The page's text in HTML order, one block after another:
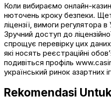
Коли вибираємо онлайн-
нюточень кроку безпеки.
ліцензії, вимоги регулятора
Зручний доступ до
спрощує перевірку цих
які носять реєстраційні
подивіться профіль
український ринок азартних
Rekomendasi